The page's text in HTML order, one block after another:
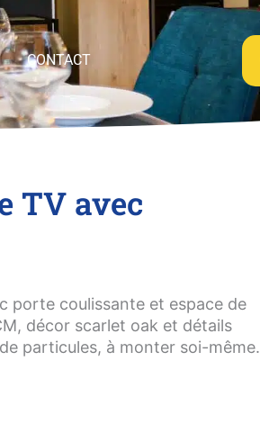
CONTACT
TV avec
porte coulissante et espace de
décor scarlet oak et détails
particules, à monter soi-même.